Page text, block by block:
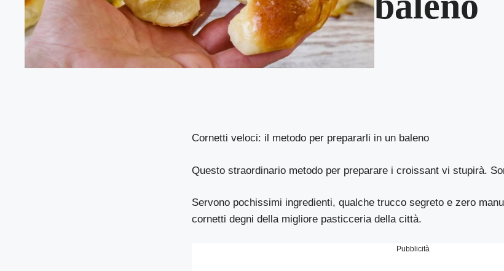
Cornetti veloci: il metodo per prepararli in un baleno
Questo straordinario metodo per preparare i croissant vi stupirà.
Servono pochissimi ingredienti, qualche trucco segreto e zero
cornetti degni della migliore pasticceria della città.
Pubblicità